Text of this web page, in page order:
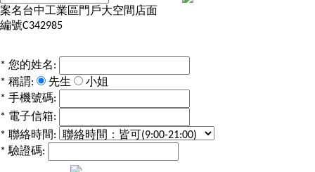
案名台中工業區門戶大空間店面
編號C342985
* 您的姓名:
* 稱謂: 先生
小姐
* 手機號碼:
* 電子信箱:
* 聯絡時間:
* 驗證碼: